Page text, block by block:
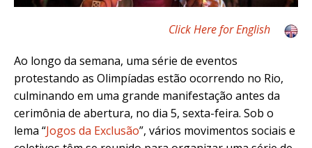
Click Here for English
Ao longo da semana, uma série de eventos
protestando as Olimpíadas estão ocorrendo no Rio,
culminando em uma grande manifestação antes da
cerimônia de abertura, no dia 5, sexta-feira. Sob o
lema “Jogos da Exclusão”, vários movimentos sociais e